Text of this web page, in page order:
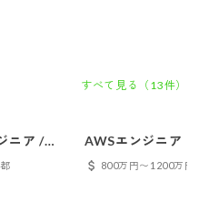
すべて見る（ 13件）
ニア /
AWSエンジニア（
ア）／リードエン
800万円〜1200万円